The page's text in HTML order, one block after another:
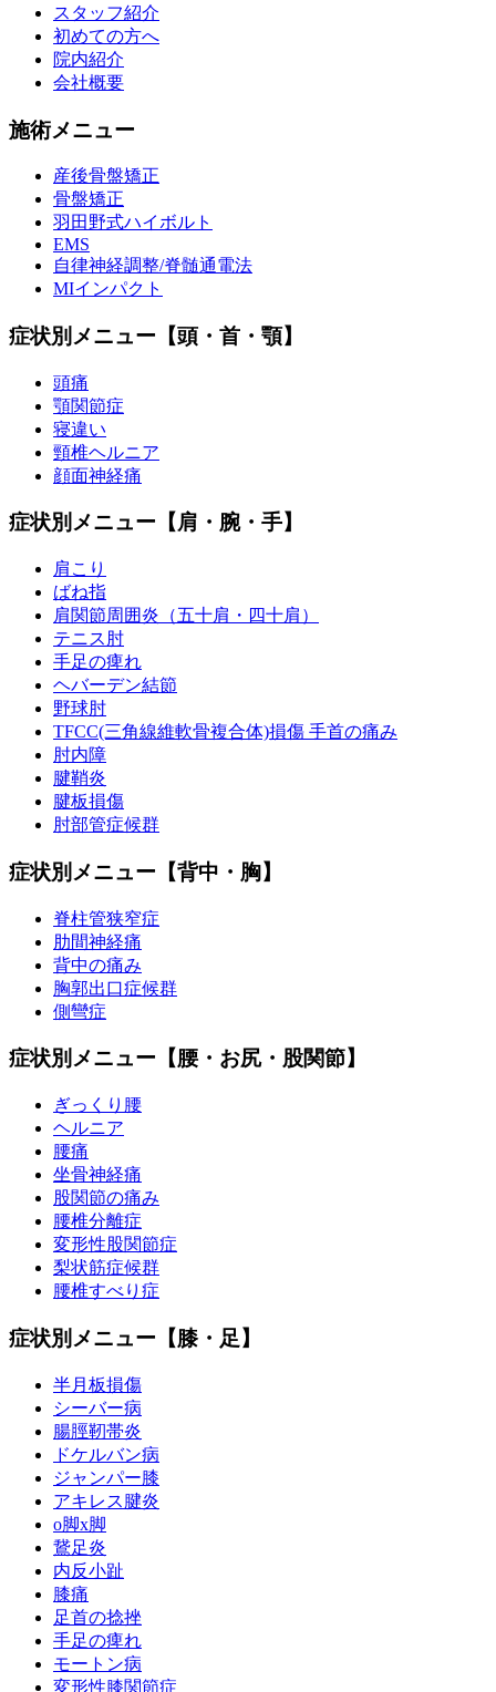
スタッフ紹介
初めての方へ
院内紹介
会社概要
施術メニュー
産後骨盤矯正
骨盤矯正
羽田野式ハイボルト
EMS
自律神経調整/脊髄通電法
MIインパクト
症状別メニュー【頭・首・顎】
頭痛
顎関節症
寝違い
頸椎ヘルニア
顔面神経痛
症状別メニュー【肩・腕・手】
肩こり
ばね指
肩関節周囲炎（五十肩・四十肩）
テニス肘
手足の痺れ
ヘバーデン結節
野球肘
TFCC(三角線維軟骨複合体)損傷 手首の痛み
肘内障
腱鞘炎
腱板損傷
肘部管症候群
症状別メニュー【背中・胸】
脊柱管狭窄症
肋間神経痛
背中の痛み
胸郭出口症候群
側彎症
症状別メニュー【腰・お尻・股関節】
ぎっくり腰
ヘルニア
腰痛
坐骨神経痛
股関節の痛み
腰椎分離症
変形性股関節症
梨状筋症候群
腰椎すべり症
症状別メニュー【膝・足】
半月板損傷
シーバー病
腸脛靭帯炎
ドケルバン病
ジャンパー膝
アキレス腱炎
o脚x脚
鵞足炎
内反小趾
膝痛
足首の捻挫
手足の痺れ
モートン病
変形性膝関節症